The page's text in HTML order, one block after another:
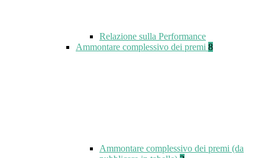
Relazione sulla Performance
Ammontare complessivo dei premi 8
Ammontare complessivo dei premi (da